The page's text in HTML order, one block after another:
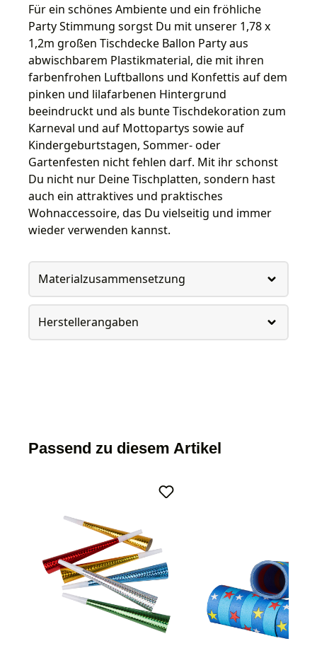
Für ein schönes Ambiente und ein fröhliche
Party Stimmung sorgst Du mit unserer 1,78 x
1,2m großen Tischdecke Ballon Party aus
abwischbarem Plastikmaterial, die mit ihren
farbenfrohen Luftballons und Konfettis auf dem
pinken und lilafarbenen Hintergrund
beeindruckt und als bunte Tischdekoration zum
Karneval und auf Mottopartys sowie auf
Kindergeburtstagen, Sommer- oder
Gartenfesten nicht fehlen darf. Mit ihr schonst
Du nicht nur Deine Tischplatten, sondern hast
auch ein attraktives und praktisches
Wohnaccessoire, das Du vielseitig und immer
wieder verwenden kannst.
Materialzusammensetzung
Herstellerangaben
Passend zu diesem Artikel